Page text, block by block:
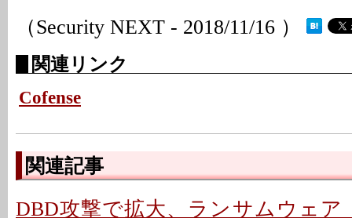
（Security NEXT - 2018/11/16 ）
関連リンク
Cofense
関連記事
DBD攻撃で拡大、ランサムウェア